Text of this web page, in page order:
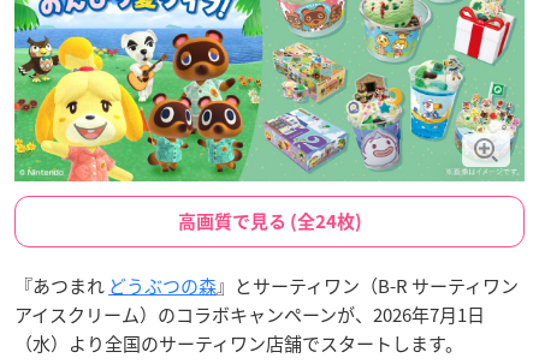
高画質で見る (全24枚)
『あつまれ どうぶつの森』とサーティワン（B-R サーティワン
アイスクリーム）のコラボキャンペーンが、2026年7月1日
（水）より全国のサーティワン店舗でスタートします。